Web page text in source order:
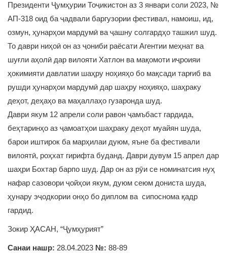
Президенти Ҷумҳурии Тоҷикистон аз 3 январи соли 2023, №
АП-318 оид ба ҷадвали баргузории фестивал, намоиш, ид,
озмун, ҳунарҳои мардумӣ ва ҷашну солгардҳо ташкил шуд.
То даври ниҳоӣ он аз ҷониби раёсати Агентии меҳнат ва
шуғли аҳолӣ дар вилояти Хатлон ва мақомоти иҷроияи
ҳокимияти давлатии шаҳру ноҳияҳо бо мақсади тарғиб ва
рушди ҳунарҳои мардумӣ дар шаҳру ноҳияҳо, шаҳраку
деҳот, деҳаҳо ва маҳаллаҳо гузаронда шуд.
Даври якум 12 апрели соли равон ҷамъбаст гардида,
беҳтаринҳо аз ҷамоатҳои шаҳраку деҳот муайян шуда,
барои иштирок ба марҳилаи дуюм, яъне ба фестивали
вилоятӣ, роҳхат гирифта буданд. Даври дувум 15 апрел дар
шаҳри Бохтар барпо шуд. Дар он аз рӯи се номинатсия нуҳ
нафар сазовори ҷойҳои якум, дуюм сеюм дониста шуда,
ҳунару эҷодкории онҳо бо диплом ва сипоснома қадр
гардид.
Зокир ҲАСАН, “Ҷумҳурият”
Санаи нашр: 28.04.2023 №: 88-89